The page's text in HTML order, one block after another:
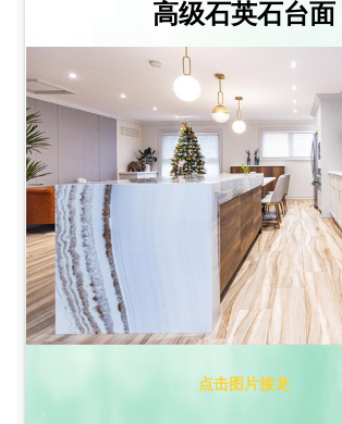
高级石英石台面
点击图片接龙